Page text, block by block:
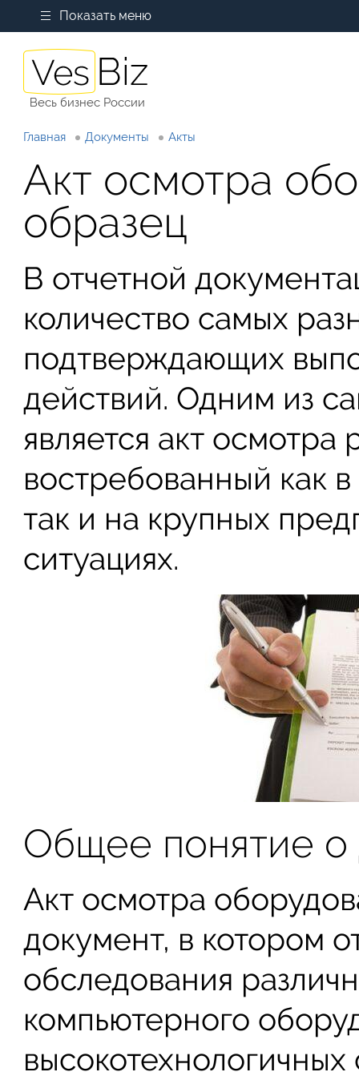
Показать меню
Весь бизнес России
Главная Документы Акты
Акт осмотра
образец
В отчетной
количество самых
подтверждающих
действий. Одним из
является акт осмотра
востребованный как
так и на крупных
ситуациях.
Общее понятие о
Акт осмотра
документ, в котором
обследования
компьютерного
высокотехнологичных